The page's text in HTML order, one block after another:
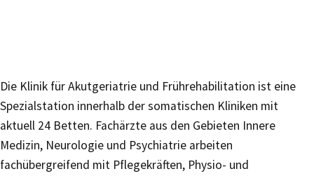
Die Klinik für Akutgeriatrie und Frührehabilitation ist eine
Spezialstation innerhalb der somatischen Kliniken mit
aktuell 24 Betten. Fachärzte aus den Gebieten Innere
Medizin, Neurologie und Psychiatrie arbeiten
fachübergreifend mit Pflegekräften, Physio- und